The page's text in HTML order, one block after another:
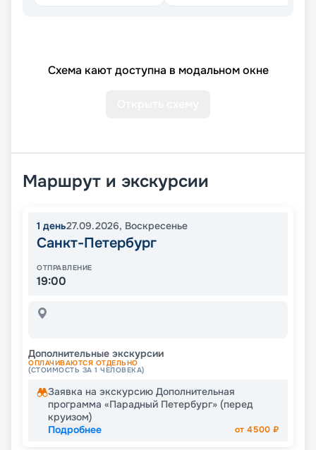
Схема кают доступна в модальном окне
Маршрут и экскурсии
1 день27.09.2026, Воскресенье
Санкт-Петербург
ОТПРАВЛЕНИЕ
19:00
Дополнительные экскурсии
ОПЛАЧИВАЮТСЯ ОТДЕЛЬНО
(СТОИМОСТЬ ЗА 1 ЧЕЛОВЕКА)
Заявка на экскурсию Дополнительная
программа «Парадный Петербург» (перед
круизом)
Подробнее
от4500 ₽